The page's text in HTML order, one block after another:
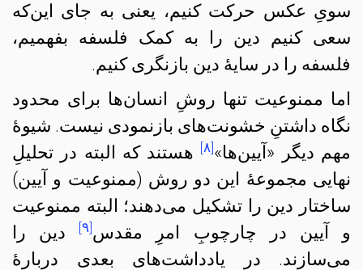
سویِ عکس حرکت کنیم، یعنی به جای این‌که
سعی کنیم دین را به کمک فلسفه بفهمیم،
فلسفه را در سایهٔ دین بازنگری کنیم.
اما ممنوعیت تنها روشِ انسان‌ها برای محدود
نگاه داشتنِ خشونت‌های بازنمودی نیست. شیوهٔ
مهم دیگر «آیین‌‌ها»[۸] هستند که البته در تحلیلِ
نهایی مجموعهٔ این دو روش (ممنوعیت و آیین‌)
ساختار دین را تشکیل می‌دهند؛‌ البته ممنوعیت
و آیین در چارچوبِ امرِ مقدس[۹]
دین را
می‌سازند. در یادداشت‌های بعدی دربارهٔ